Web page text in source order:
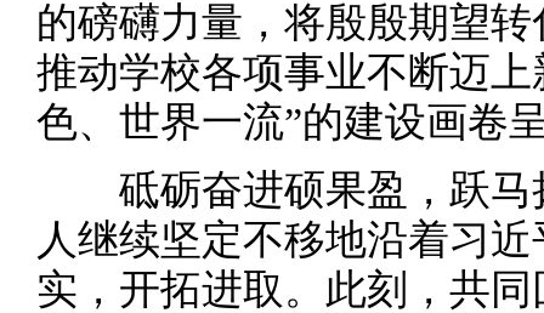
的磅礴力量，将殷殷期望
推动学校各项事业不断迈
色、世界一流”的建设画卷
砥砺奋进硕果盈，跃马
人继续坚定不移地沿着习
实，开拓进取。此刻，共